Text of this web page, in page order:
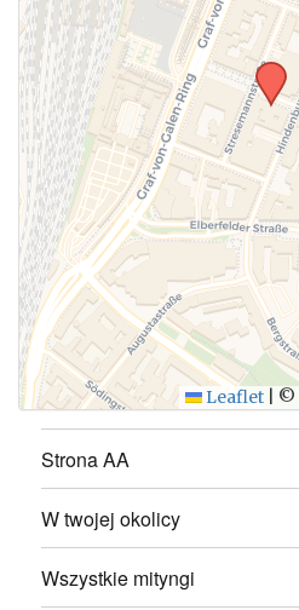
Leaflet ©
Strona AA
W twojej okolicy
Wszystkie mityngi